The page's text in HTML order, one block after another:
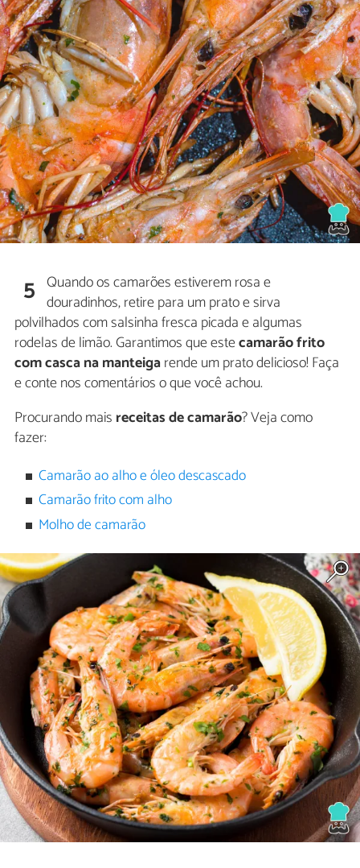
5 Quando os camarões estiverem rosa e
douradinhos, retire para um prato e sirva
polvilhados com salsinha fresca picada e algumas
rodelas de limão. Garantimos que estecamarão frito
com casca na manteigarende um prato delicioso! Faça
e conte nos comentários o que você achou.
Procurando mais receitas de camarão? Veja como
fazer:
Camarão ao alho e óleo descascado
Camarão frito com alho
Molho de camarão